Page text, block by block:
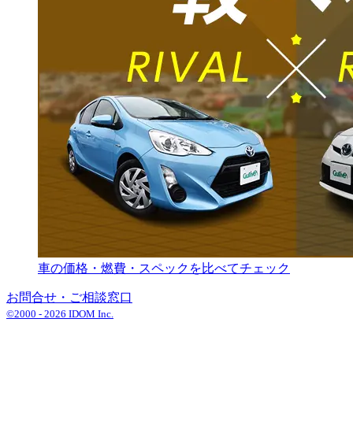
車の価格・燃費・スペックを比べてチェック
お問合せ・ご相談窓口
©2000 - 2026 IDOM Inc.